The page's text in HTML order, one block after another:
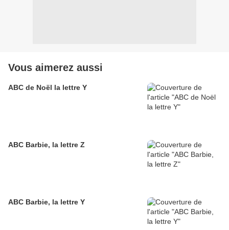
Vous aimerez aussi
ABC de Noël la lettre Y
ABC Barbie, la lettre Z
ABC Barbie, la lettre Y